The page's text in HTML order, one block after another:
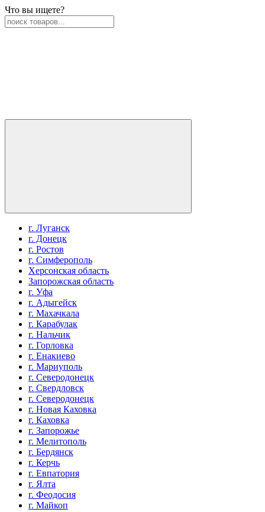
Что вы ищете?
г. Луганск
г. Донецк
г. Ростов
г. Симферополь
Херсонская область
Запорожская область
г. Уфа
г. Адыгейск
г. Махачкала
г. Карабулак
г. Нальчик
г. Горловка
г. Енакиево
г. Мариуполь
г. Северодонецк
г. Свердловск
г. Северодонецк
г. Новая Каховка
г. Каховка
г. Запорожье
г. Мелитополь
г. Бердянск
г. Керчь
г. Евпатория
г. Ялта
г. Феодосия
г. Майкоп